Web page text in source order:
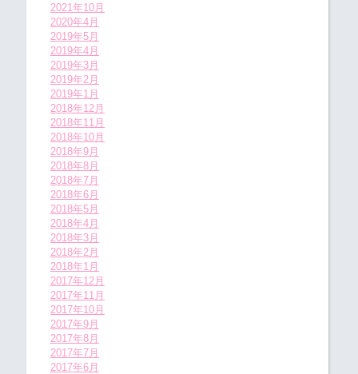
2021年10月
2020年4月
2019年5月
2019年4月
2019年3月
2019年2月
2019年1月
2018年12月
2018年11月
2018年10月
2018年9月
2018年8月
2018年7月
2018年6月
2018年5月
2018年4月
2018年3月
2018年2月
2018年1月
2017年12月
2017年11月
2017年10月
2017年9月
2017年8月
2017年7月
2017年6月